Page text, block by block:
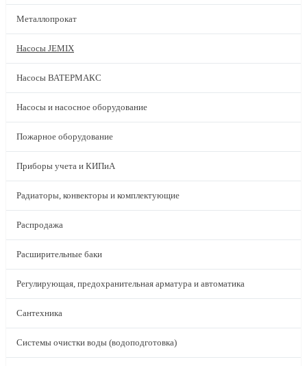
Металлопрокат
Насосы JEMIX
Насосы ВАТЕРМАКС
Насосы и насосное оборудование
Пожарное оборудование
Приборы учета и КИПиА
Радиаторы, конвекторы и комплектующие
Распродажа
Расширительные баки
Регулирующая, предохранительная арматура и автоматика
Сантехника
Системы очистки воды (водоподготовка)